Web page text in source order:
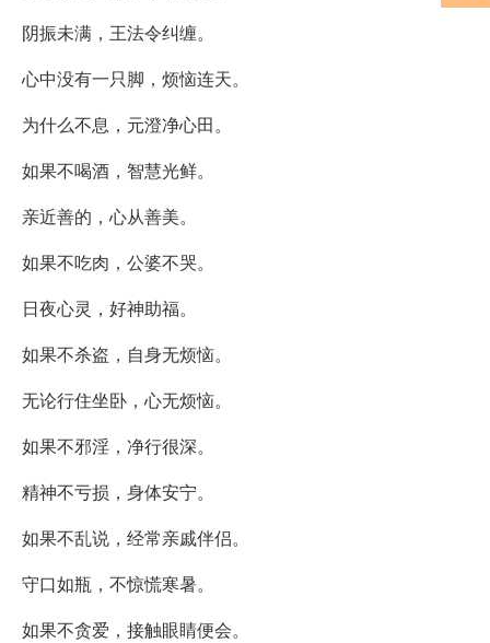
阴振未满，王法令纠缠。
心中没有一只脚，烦恼连天。
为什么不息，元澄净心田。
如果不喝酒，智慧光鲜。
亲近善的，心从善美。
如果不吃肉，公婆不哭。
日夜心灵，好神助福。
如果不杀盗，自身无烦恼。
无论行住坐卧，心无烦恼。
如果不邪淫，净行很深。
精神不亏损，身体安宁。
如果不乱说，经常亲戚伴侣。
守口如瓶，不惊慌寒暑。
如果不贪爱，接触眼睛便会。